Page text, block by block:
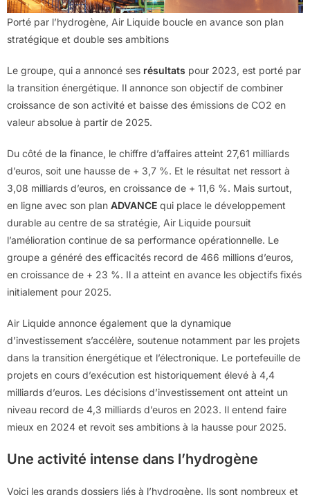
Porté par l’hydrogène, Air Liquide boucle en avance son plan
stratégique et double ses ambitions
Le groupe, qui a annoncé ses résultats pour 2023, est porté par
la transition énergétique. Il annonce son objectif de combiner
croissance de son activité et baisse des émissions de CO2 en
valeur absolue à partir de 2025.
Du côté de la finance, le chiffre d’affaires atteint 27,61 milliards
d’euros, soit une hausse de + 3,7 %. Et le résultat net ressort à
3,08 milliards d’euros, en croissance de + 11,6 %. Mais surtout,
en ligne avec son plan ADVANCE qui place le développement
durable au centre de sa stratégie, Air Liquide poursuit
l’amélioration continue de sa performance opérationnelle. Le
groupe a généré des efficacités record de 466 millions d’euros,
en croissance de + 23 %. Il a atteint en avance les objectifs fixés
initialement pour 2025.
Air Liquide annonce également que la dynamique
d’investissement s’accélère, soutenue notamment par les projets
dans la transition énergétique et l’électronique. Le portefeuille de
projets en cours d’exécution est historiquement élevé à 4,4
milliards d’euros. Les décisions d’investissement ont atteint un
niveau record de 4,3 milliards d’euros en 2023. Il entend faire
mieux en 2024 et revoit ses ambitions à la hausse pour 2025.
Une activité intense dans l’hydrogène
Voici les grands dossiers liés à l’hydrogène. Ils sont nombreux et